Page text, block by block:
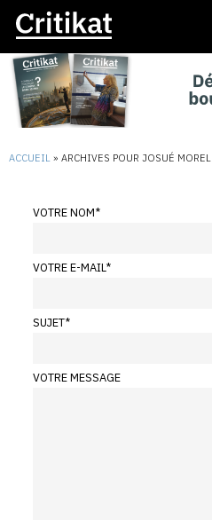
ACCUEIL » ARCHIVES POUR JOSUÉ MOREL
VOTRE NOM*
VOTRE E-MAIL*
SUJET*
VOTRE MESSAGE